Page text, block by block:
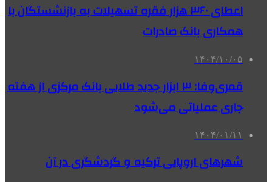
اعطای ۳۶۰ هزار فقره تسهیلات به بازنشستگان با
همکاری بانک صادرات
۱۴۰۴/۱۰/۰۵
قمری‌وفا: ۳ ابزار جدید طلایی بانک مرکزی از هفته
جاری عملیاتی می‌شود
۱۴۰۴/۰۱/۱۱
شهرهای اروپایی ترکیه و گردشگری در آن